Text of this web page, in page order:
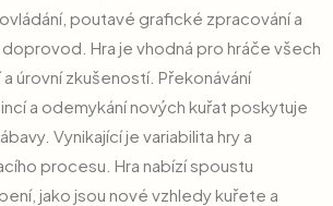
poutavé grafické zpracování a
Hra je vhodná pro hráče všech
úrovní zkušeností. Překonávání
a odemykání nových kuřat poskytuje
Vynikající je variabilita hry a
procesu. Hra nabízí spoustu
jako jsou nové vzhledy kuřete a